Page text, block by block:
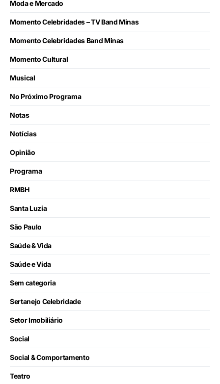
Moda e Mercado
Momento Celebridades – TV Band Minas
Momento Celebridades Band Minas
Momento Cultural
Musical
No Próximo Programa
Notas
Notícias
Opinião
Programa
RMBH
Santa Luzia
São Paulo
Saúde & Vida
Saúde e Vida
Sem categoria
Sertanejo Celebridade
Setor Imobiliário
Social
Social & Comportamento
Teatro